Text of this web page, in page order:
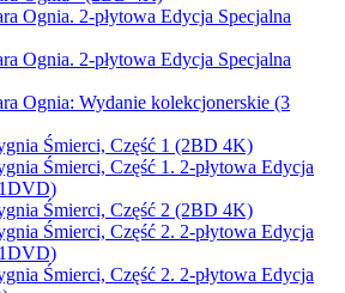
Ognia. 2-płytowa Edycja Specjalna
Ognia. 2-płytowa Edycja Specjalna
Ognia: Wydanie kolekcjonerskie (3
Śmierci, Część 1 (2BD 4K)
Śmierci, Część 1. 2-płytowa Edycja
Śmierci, Część 2 (2BD 4K)
Śmierci, Część 2. 2-płytowa Edycja
Śmierci, Część 2. 2-płytowa Edycja